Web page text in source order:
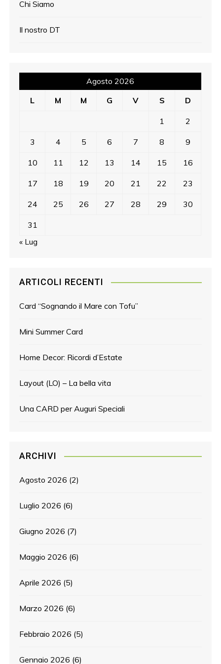
Chi Siamo
Il nostro DT
Agosto 2026
L
M M G V S D
1 2
3 4 5 6 7 8 9
10 11 12 13 14 15 16
17 18 19 20 21 22 23
24 25 26 27 28 29 30
31
« Lug
ARTICOLI RECENTI
Card “Sognando il Mare con Tofu”
Mini Summer Card
Home Decor: Ricordi d’Estate
Layout (LO) – La bella vita
Una CARD per Auguri Speciali
ARCHIVI
Agosto 2026 (2)
Luglio 2026 (6)
Giugno 2026 (7)
Maggio 2026 (6)
Aprile 2026 (5)
Marzo 2026 (6)
Febbraio 2026 (5)
Gennaio 2026 (6)